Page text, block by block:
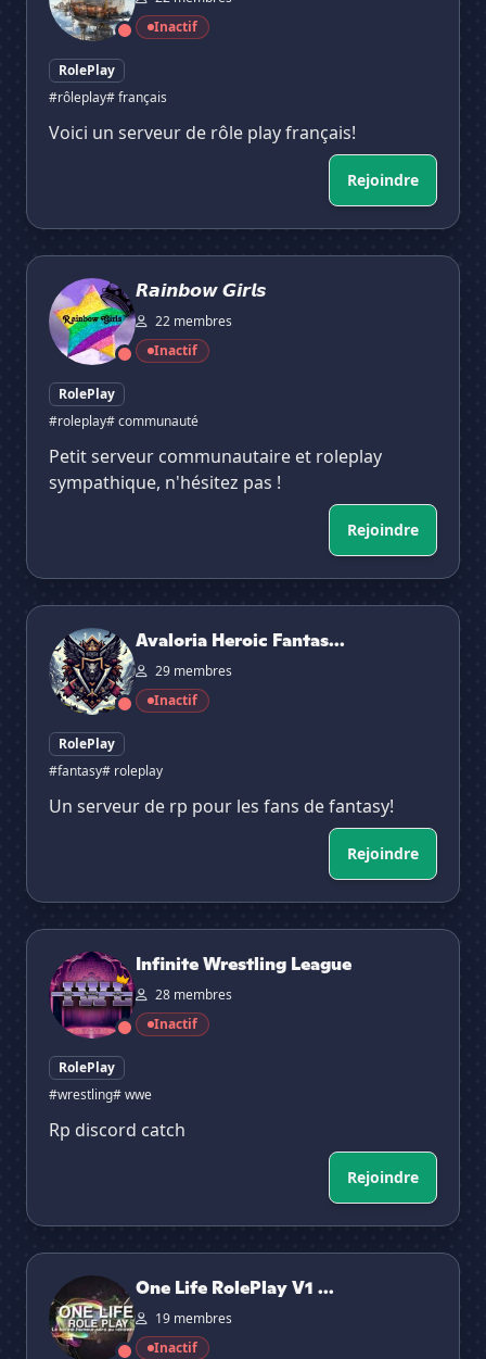
Inactif
RolePlay
#rôleplay# français
Voici un serveur de rôle play français!
Rejoindre
𝙍𝙖𝙞𝙣𝙗𝙤𝙬 𝙂𝙞𝙧𝙡𝙨
𝙍𝙖𝙞𝙣𝙗𝙤𝙬 𝙂𝙞𝙧𝙡𝙨
22 membres
Inactif
RolePlay
#roleplay# communauté
Petit serveur communautaire et roleplay
sympathique, n'hésitez pas !
Rejoindre
Avaloria Heroic Fantasy RP
Avaloria Heroic Fantas...
29 membres
Inactif
RolePlay
#fantasy# roleplay
Un serveur de rp pour les fans de fantasy!
Rejoindre
Infinite Wrestling League
Infinite Wrestling League
28 membres
Inactif
RolePlay
#wrestling# wwe
Rp discord catch
Rejoindre
One Life RolePlay V1 (Allowlist)
One Life RolePlay V1 ...
19 membres
Inactif